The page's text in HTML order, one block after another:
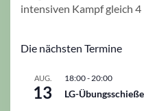
intensiven Kampf gleich
Die nächsten Termine
AUG.
13
18:00- 20:00
LG-